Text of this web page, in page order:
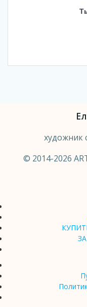
художник
© 2014-2026